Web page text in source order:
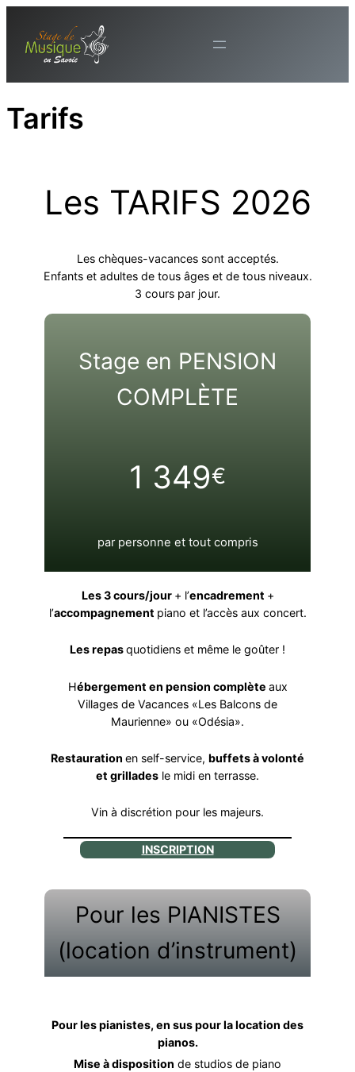
contenu
Tarifs
Les TARIFS 2026
Les chèques-vacances sont acceptés.
Enfants et adultes de tous âges et de tous niveaux.
3 cours par jour.
Stage en PENSION
COMPLÈTE
1 349€
par personne et tout compris
Les 3 cours/jour + l’encadrement +
l’accompagnement piano et l’accès aux concert.
Les repasquotidiens et même le goûter !
Hébergement en pension complète aux
Villages de Vacances «Les Balcons de
Maurienne» ou «Odésia».
Restauration en self-service, buffets à volonté
et grillades le midi en terrasse.
Vin à discrétion pour les majeurs.
INSCRIPTION
Pour les PIANISTES
(location d’instrument)
Pour les pianistes, en sus pour la location des
pianos.
Mise à disposition de studios de piano